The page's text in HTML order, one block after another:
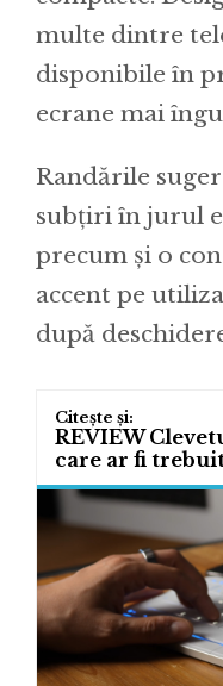
multe dintre
disponibile în
ecrane mai
Randările
subțiri în jurul
precum și o
accent pe
după
REVIEW
care ar fi